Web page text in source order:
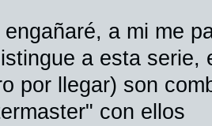
engañaré, a mi me
a esta serie,
por llegar) son
con ellos